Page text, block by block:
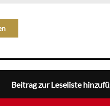
Beitrag zur Leseliste